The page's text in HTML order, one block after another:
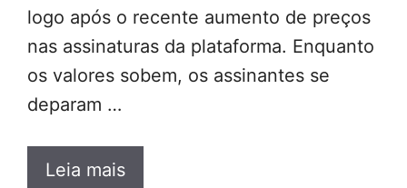
logo após o recente aumento de preços
nas assinaturas da plataforma. Enquanto
os valores sobem, os assinantes se
deparam …
Leia mais